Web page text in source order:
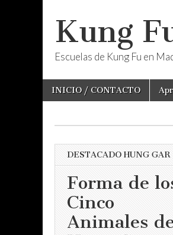
Kung
Escuelas de Kung Fu en
Main
menu
Skip
INICIO / CONTACTO
DESTACADO HUNG GAR
Forma de
Cinco
Animales